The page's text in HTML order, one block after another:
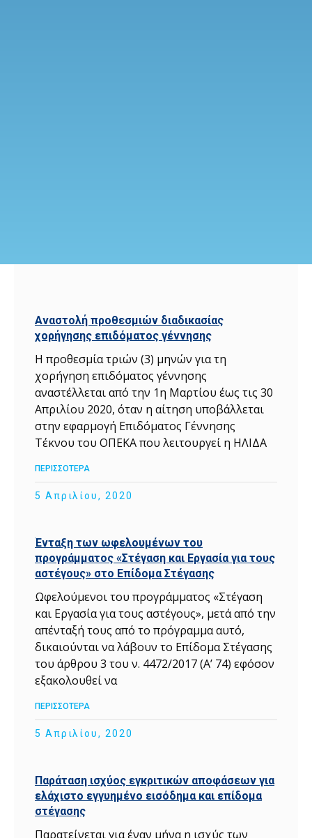
Αναστολή προθεσμιών διαδικασίας
χορήγησης επιδόματος γέννησης
Η προθεσμία τριών (3) μηνών για τη
χορήγηση επιδόματος γέννησης
αναστέλλεται από την 1η Μαρτίου έως τις 30
Απριλίου 2020, όταν η αίτηση υποβάλλεται
στην εφαρμογή Επιδόματος Γέννησης
Τέκνου του ΟΠΕΚΑ που λειτουργεί η ΗΛΙΔΑ
ΠΕΡΙΣΣΟΤΕΡΑ
5 Απριλίου, 2020
Ένταξη των ωφελουμένων του
προγράμματος «Στέγαση και Εργασία για τους
αστέγους» στο Επίδομα Στέγασης
Ωφελούμενοι του προγράμματος «Στέγαση
και Εργασία για τους αστέγους», μετά από την
απένταξή τους από το πρόγραμμα αυτό,
δικαιούνται να λάβουν το Επίδομα Στέγασης
του άρθρου 3 του ν. 4472/2017 (Α’ 74) εφόσον
εξακολουθεί να
ΠΕΡΙΣΣΟΤΕΡΑ
5 Απριλίου, 2020
Παράταση ισχύος εγκριτικών αποφάσεων για
ελάχιστο εγγυημένο εισόδημα και επίδομα
στέγασης
Παρατείνεται για έναν μήνα η ισχύς των